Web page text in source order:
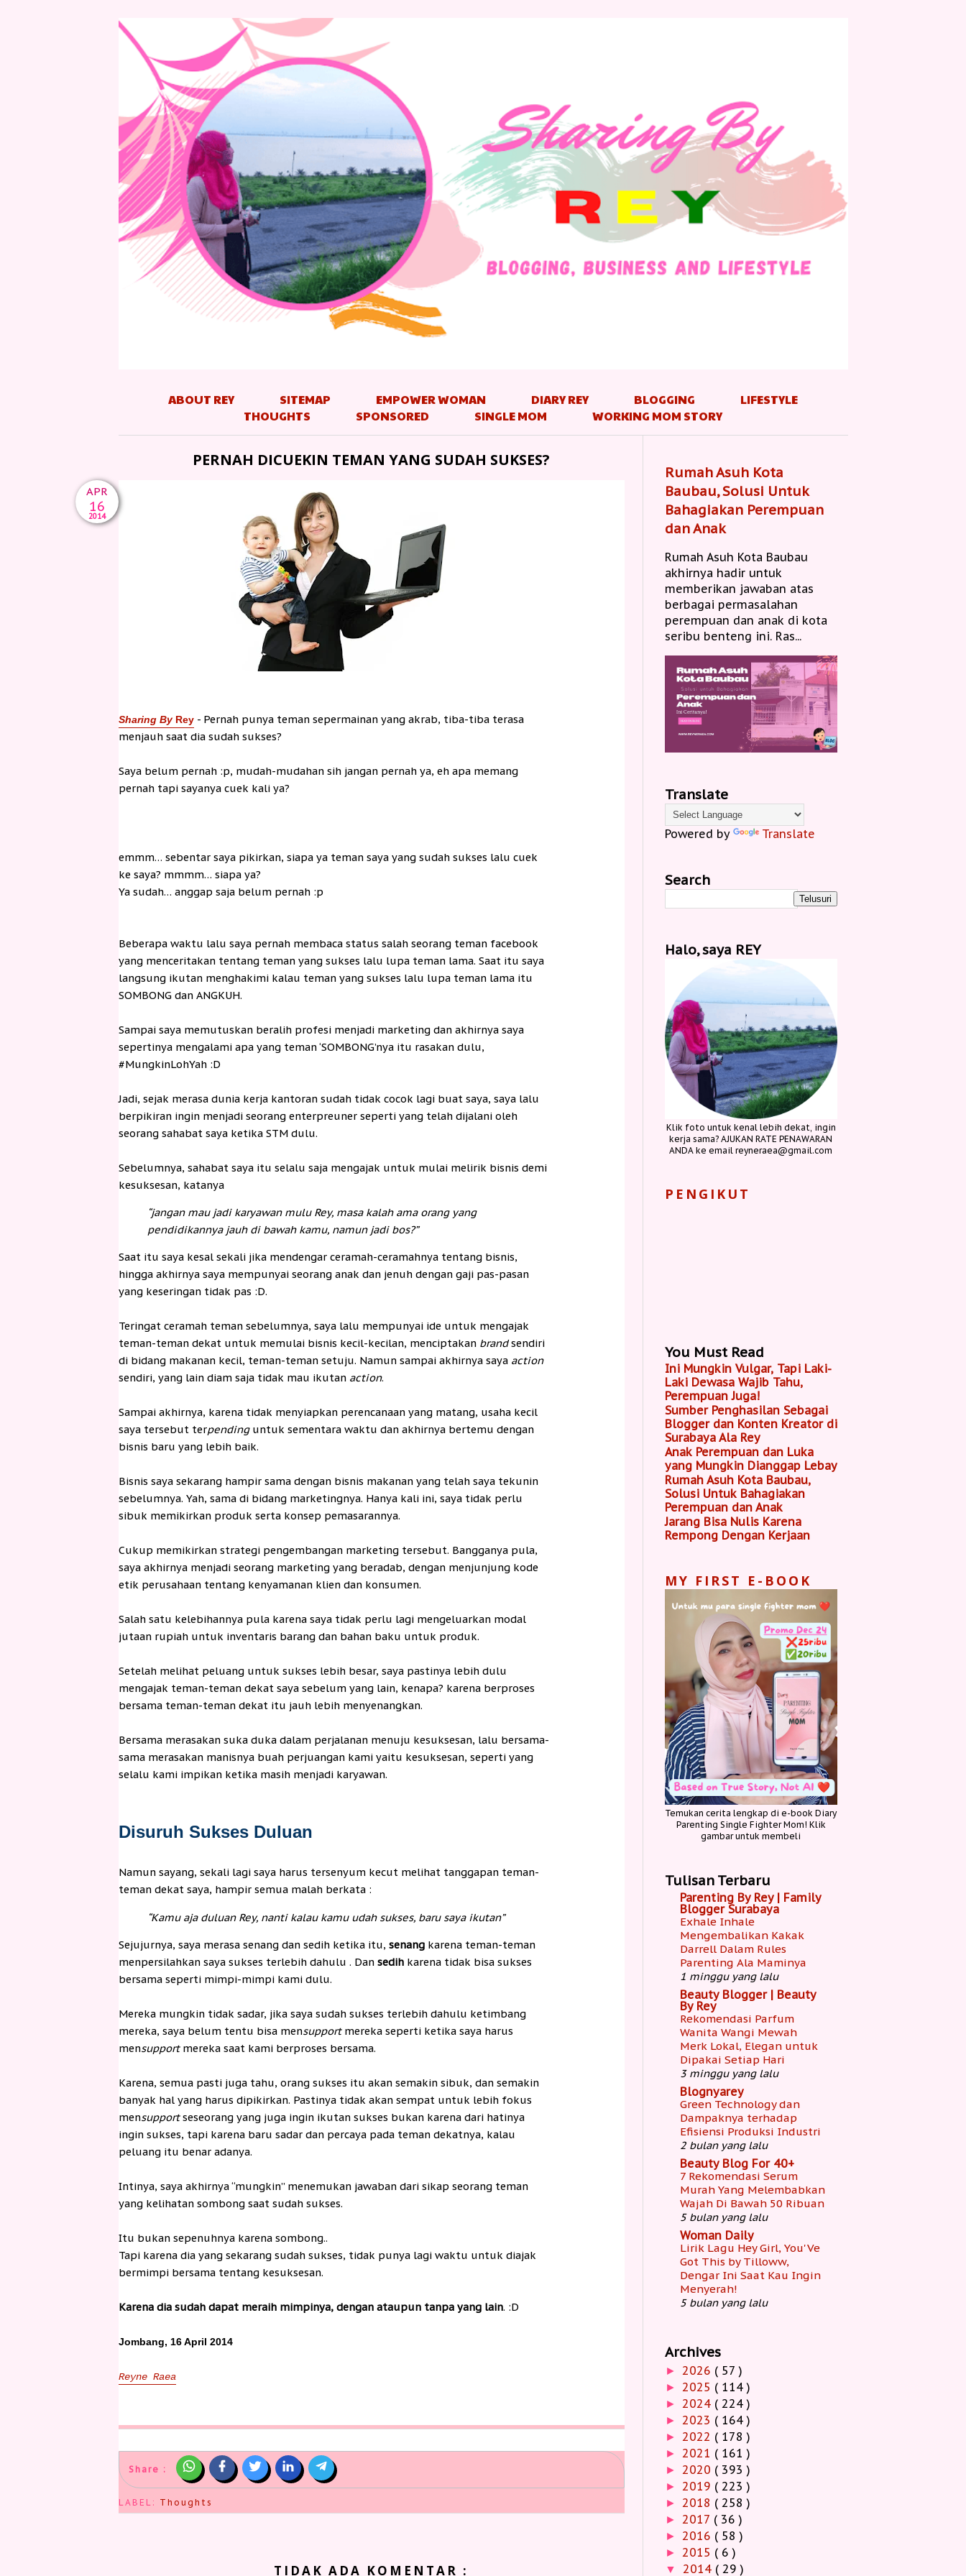
ABOUT REY SITEMAP EMPOWER WOMAN DIARY REY BLOGGING
LIFESTYLE
THOUGHTS
SPONSORED SINGLE MOM WORKING MOM STORY
PERNAH DICUEKIN TEMAN YANG SUDAH SUKSES?
APR
16
2014
Sharing By Rey- Pernah punya teman sepermainan yang akrab, tiba-tiba terasa
menjauh saat dia sudah sukses?
Saya belum pernah :p, mudah-mudahan sih jangan pernah ya, eh apa memang
pernah tapi sayanya cuek kali ya?
emmm… sebentar saya pikirkan, siapa ya teman saya yang sudah sukses lalu cuek
ke saya? mmmm… siapa ya?
Ya sudah… anggap saja belum pernah :p
Beberapa waktu lalu saya pernah membaca status salah seorang teman facebook
yang menceritakan tentang teman yang sukses lalu lupa teman lama. Saat itu saya
langsung ikutan menghakimi kalau teman yang sukses lalu lupa teman lama itu
SOMBONG dan ANGKUH.
Sampai saya memutuskan beralih profesi menjadi marketing dan akhirnya saya
sepertinya mengalami apa yang teman ‘SOMBONG’nya itu rasakan dulu,
#MungkinLohYah :D
Jadi, sejak merasa dunia kerja kantoran sudah tidak cocok lagi buat saya, saya lalu
berpikiran ingin menjadi seorang enterpreuner seperti yang telah dijalani oleh
seorang sahabat saya ketika STM dulu.
Sebelumnya, sahabat saya itu selalu saja mengajak untuk mulai melirik bisnis demi
kesuksesan, katanya
“jangan mau jadi karyawan mulu Rey, masa kalah ama orang yang
pendidikannya jauh di bawah kamu, namun jadi bos?”
Saat itu saya kesal sekali jika mendengar ceramah-ceramahnya tentang bisnis,
hingga akhirnya saya mempunyai seorang anak dan jenuh dengan gaji pas-pasan
yang keseringan tidak pas :D.
Teringat ceramah teman sebelumnya, saya lalu mempunyai ide untuk mengajak
teman-teman dekat untuk memulai bisnis kecil-kecilan, menciptakan brandsendiri
di bidang makanan kecil, teman-teman setuju. Namun sampai akhirnya saya action
sendiri, yang lain diam saja tidak mau ikutan action.
Sampai akhirnya, karena tidak menyiapkan perencanaan yang matang, usaha kecil
saya tersebut terpendinguntuk sementara waktu dan akhirnya bertemu dengan
bisnis baru yang lebih baik.
Bisnis saya sekarang hampir sama dengan bisnis makanan yang telah saya tekunin
sebelumnya. Yah, sama di bidang marketingnya. Hanya kali ini, saya tidak perlu
sibuk memikirkan produk serta konsep pemasarannya.
Cukup memikirkan strategi pengembangan marketing tersebut. Bangganya pula,
saya akhirnya menjadi seorang marketing yang beradab, dengan menjunjung kode
etik perusahaan tentang kenyamanan klien dan konsumen.
Salah satu kelebihannya pula karena saya tidak perlu lagi mengeluarkan modal
jutaan rupiah untuk inventaris barang dan bahan baku untuk produk.
Setelah melihat peluang untuk sukses lebih besar, saya pastinya lebih dulu
mengajak teman-teman dekat saya sebelum yang lain, kenapa? karena berproses
bersama teman-teman dekat itu jauh lebih menyenangkan.
Bersama merasakan suka duka dalam perjalanan menuju kesuksesan, lalu bersama-
sama merasakan manisnya buah perjuangan kami yaitu kesuksesan, seperti yang
selalu kami impikan ketika masih menjadi karyawan.
Disuruh Sukses Duluan
Namun sayang, sekali lagi saya harus tersenyum kecut melihat tanggapan teman-
teman dekat saya, hampir semua malah berkata :
“Kamu aja duluan Rey, nanti kalau kamu udah sukses, baru saya ikutan”
Sejujurnya, saya merasa senang dan sedih ketika itu, senangkarena teman-teman
menpersilahkan saya sukses terlebih dahulu . Dan sedihkarena tidak bisa sukses
bersama seperti mimpi-mimpi kami dulu.
Mereka mungkin tidak sadar, jika saya sudah sukses terlebih dahulu ketimbang
mereka, saya belum tentu bisa mensupportmereka seperti ketika saya harus
mensupportmereka saat kami berproses bersama.
Karena, semua pasti juga tahu, orang sukses itu akan semakin sibuk, dan semakin
banyak hal yang harus dipikirkan. Pastinya tidak akan sempat untuk lebih fokus
mensupportseseorang yang juga ingin ikutan sukses bukan karena dari hatinya
ingin sukses, tapi karena baru sadar dan percaya pada teman dekatnya, kalau
peluang itu benar adanya.
Intinya, saya akhirnya “mungkin” menemukan jawaban dari sikap seorang teman
yang kelihatan sombong saat sudah sukses.
Itu bukan sepenuhnya karena sombong..
Tapi karena dia yang sekarang sudah sukses, tidak punya lagi waktu untuk diajak
bermimpi bersama tentang kesuksesan.
Karena dia sudah dapat meraih mimpinya, dengan ataupun tanpa yang lain. :D
Jombang, 16 April 2014
Reyne Raea
Share :
LABEL: Thoughts
TIDAK ADA KOMENTAR :
Rumah Asuh Kota
Baubau, Solusi Untuk
Bahagiakan Perempuan
dan Anak
Rumah Asuh Kota Baubau
akhirnya hadir untuk
memberikan jawaban atas
berbagai permasalahan
perempuan dan anak di kota
seribu benteng ini. Ras...
Translate
Powered by Translate
Search
Halo, saya REY
Klik foto untuk kenal lebih dekat, ingin
kerja sama? AJUKAN RATE PENAWARAN
ANDA ke email reyneraea@gmail.com
PENGIKUT
You Must Read
Ini Mungkin Vulgar, Tapi Laki-
Laki Dewasa Wajib Tahu,
Perempuan Juga!
Sumber Penghasilan Sebagai
Blogger dan Konten Kreator di
Surabaya Ala Rey
Anak Perempuan dan Luka
yang Mungkin Dianggap Lebay
Rumah Asuh Kota Baubau,
Solusi Untuk Bahagiakan
Perempuan dan Anak
Jarang Bisa Nulis Karena
Rempong Dengan Kerjaan
MY FIRST E-BOOK
Temukan cerita lengkap di e-book Diary
Parenting Single Fighter Mom! Klik
gambar untuk membeli
Tulisan Terbaru
Parenting By Rey | Family
Blogger Surabaya
Exhale Inhale
Mengembalikan Kakak
Darrell Dalam Rules
Parenting Ala Maminya
1 minggu yang lalu
Beauty Blogger | Beauty
By Rey
Rekomendasi Parfum
Wanita Wangi Mewah
Merk Lokal, Elegan untuk
Dipakai Setiap Hari
3 minggu yang lalu
Blognyarey
Green Technology dan
Dampaknya terhadap
Efisiensi Produksi Industri
2 bulan yang lalu
Beauty Blog For 40+
7 Rekomendasi Serum
Murah Yang Melembabkan
Wajah Di Bawah 50 Ribuan
5 bulan yang lalu
Woman Daily
Lirik Lagu Hey Girl, You'Ve
Got This by Tilloww,
Dengar Ini Saat Kau Ingin
Menyerah!
5 bulan yang lalu
Archives
► 2026 ( 57 )
► 2025 ( 114 )
► 2024 ( 224 )
► 2023 ( 164 )
► 2022 ( 178 )
► 2021 ( 161 )
► 2020 ( 393 )
► 2019 ( 223 )
► 2018 ( 258 )
► 2017 ( 36 )
► 2016 ( 58 )
► 2015 ( 6 )
▼ 2014 ( 29 )